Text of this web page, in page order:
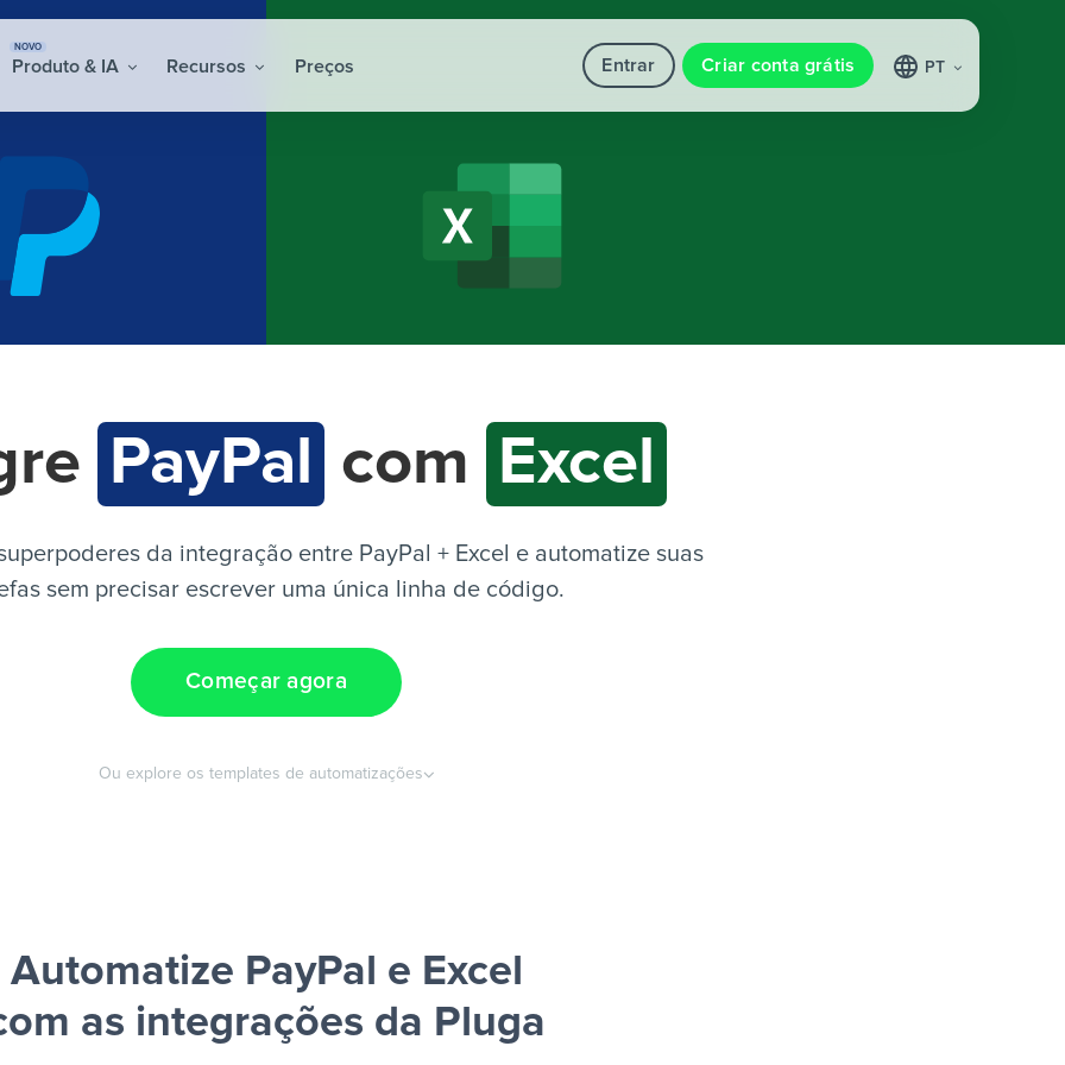
NOVO
Produto & IA Recursos Preços Entrar Criar conta grátis PT
PayPal com Excel
da integração entre PayPal + Excel e automatize suas
sem precisar escrever uma única linha de código.
Começar agora
Ou explore os templates de automatizações
Automatize PayPal e Excel
as integrações da Pluga